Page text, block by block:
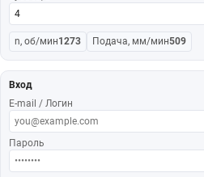
n, об/мин1273 Подача, мм/мин509
Вход
E-mail / Логин
Пароль